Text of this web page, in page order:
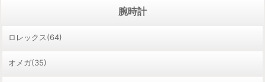
腕時計
ロレックス(64)
オメガ(35)